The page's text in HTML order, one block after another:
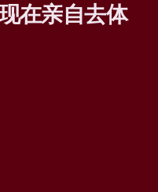
在亲自去体